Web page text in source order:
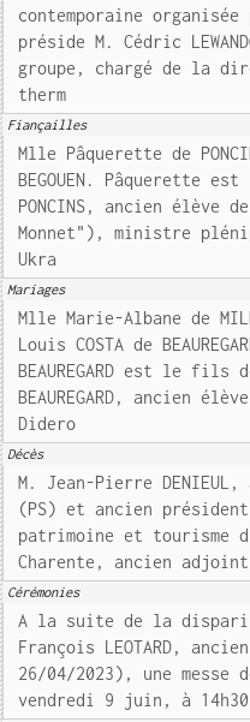
contemporaine
préside M. Cédric
groupe, chargé de la
therm
Fiançailles
Mlle Pâquerette de
BEGOUEN. Pâquerette
PONCINS, ancien élève
Monnet"), ministre
Ukra
Mariages
Mlle Marie-Albane de
Louis COSTA de
BEAUREGARD est le fils
BEAUREGARD, ancien
Didero
Décès
M. Jean-Pierre
(PS) et ancien
patrimoine et tourisme
Charente, ancien
Cérémonies
A la suite de la
François LEOTARD,
26/04/2023), une
vendredi 9 juin, à